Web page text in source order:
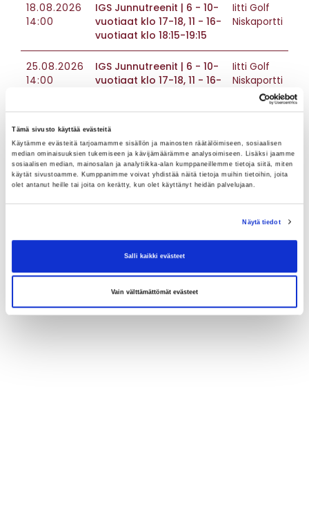
Tämä sivusto käyttää evästeitä
Käytämme evästeitä tarjoamamme sisällön ja mainosten räätälöimiseen, sosiaalisen
median ominaisuuksien tukemiseen ja kävijämäärämme analysoimiseen. Lisäksi jaamme
sosiaalisen median, mainosalan ja analytiikka-alan kumppaneillemme tietoja siitä, miten
käytät sivustoamme. Kumppanimme voivat yhdistää näitä tietoja muihin tietoihin, joita
olet antanut heille tai joita on kerätty, kun olet käyttänyt heidän palvelujaan.
Näytä tiedot
Salli kaikki evästeet
Vain välttämättömät evästeet
18.08.2026
14:00
IGS Junnutreenit | 6 - 10-
vuotiaat klo 17-18, 11 - 16-
vuotiaat klo 18:15-19:15
Iitti Golf
Niskaportti
25.08.2026
14:00
IGS Junnutreenit | 6 - 10-
vuotiaat klo 17-18, 11 - 16-
Iitti Golf
Niskaportti